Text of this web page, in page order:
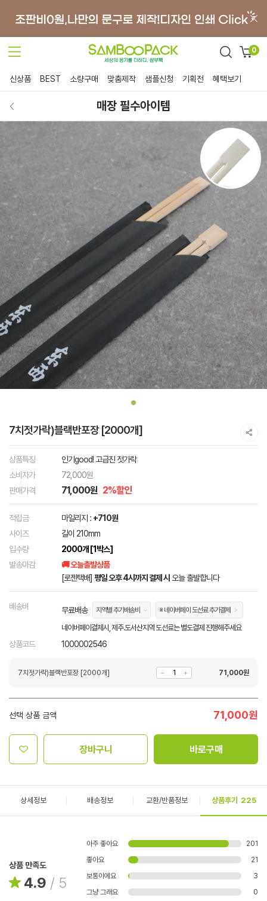
0
신상품 BEST 소량구매 맞춤제작 샘플신청 기획전 혜택보기
매장 필수아이템
7치젓가락)블랙반포장 [2000개]
상품특징
인기good! 고급진 젓가락
소비자가
72,000원
판매가격
71,000원 2%할인
적립금 마일리지 : +710원
사이즈
길이 210mm
입수량
2000개 [1박스]
발송마감
🚚 오늘출발상품
[로젠택배] 평일 오후 4시까지 결제 시 오늘 출발합니다
배송비 무료배송 지역별 추가배송비 ※ 네이버페이 도선료 추가결제
네이버페이결제시, 제주.도서산지역 도선료는 별도결제 진행해주세요
상품코드 1000002546
7치젓가락)블랙반포장 [2000개] 71,000원
선택 상품 금액 71,000원
장바구니 바로구매
상세정보 배송정보 교환/반품정보 상품후기 225
상품 만족도
4.9 / 5
아주 좋아요
201
좋아요
21
보통이에요
3
그냥 그래요
0